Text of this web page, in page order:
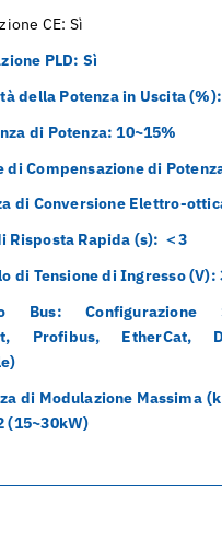
CE: Sì
PLD: Sì
della Potenza in Uscita
di Potenza: 10~15%
di Compensazione di
di Conversione Elettro-
Risposta Rapida (s): ＜3
di Tensione di Ingresso (V):
Bus: Configurazione
Profibus, EtherCat,
di Modulazione Massima
(15~30kW)